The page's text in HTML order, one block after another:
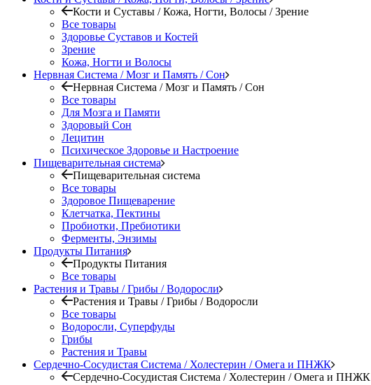
Кости и Суставы / Кожа, Ногти, Волосы / Зрение
Все товары
Здоровье Суставов и Костей
Зрение
Кожа, Ногти и Волосы
Нервная Система / Мозг и Память / Сон
Нервная Система / Мозг и Память / Сон
Все товары
Для Мозга и Памяти
Здоровый Сон
Лецитин
Психическое Здоровье и Настроение
Пищеварительная система
Пищеварительная система
Все товары
Здоровое Пищеварение
Клетчатка, Пектины
Пробиотки, Пребиотики
Ферменты, Энзимы
Продукты Питания
Продукты Питания
Все товары
Растения и Травы / Грибы / Водоросли
Растения и Травы / Грибы / Водоросли
Все товары
Водоросли, Суперфуды
Грибы
Растения и Травы
Сердечно-Сосудистая Система / Холестерин / Омега и ПНЖК
Сердечно-Сосудистая Система / Холестерин / Омега и ПНЖК